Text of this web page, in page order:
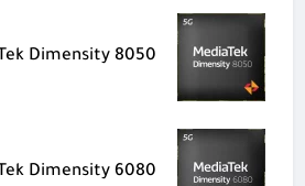
Dimensity 8050
Dimensity 6080